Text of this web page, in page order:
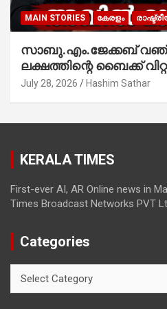
MAIN STORIES കേരളം
സാബു.എം.ജേക്കബ്
ലക്ഷത്തിന്റെ ബൈക്ക്
മത്സരിച്ചത്!
അഖില്‍ മാരാര്‍ ട്വന്റി 20
July 28, 2026 Hashim Sathar
KERALA TIMES
First-ever AI, AR Online news in
Times Broadcast Networks PVT
Categories